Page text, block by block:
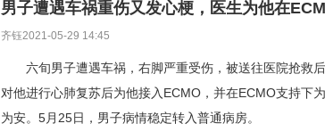
男子遭遇车祸重伤又发心梗，医生为他在
齐钰2021-05-29 14:45
六旬男子遭遇车祸，右脚严重受伤，被送往医院抢救
对他进行心肺复苏后为他接入ECMO，并在ECMO支持下
为安。5月25日，男子病情稳定转入普通病房。